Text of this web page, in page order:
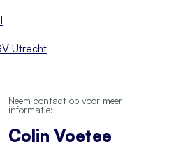
Utrecht
Neem contact op voor meer
informatie:
Colin Voetee